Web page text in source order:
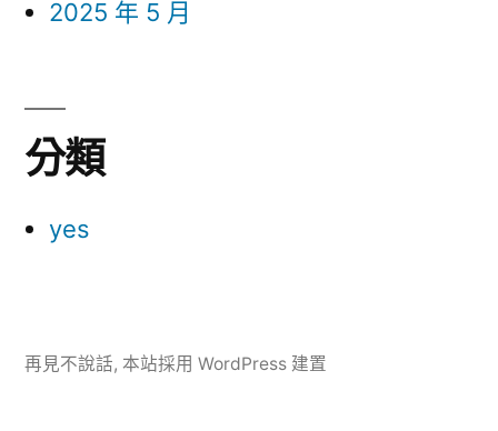
2025 年 5 月
分類
yes
再見不說話, 本站採用 WordPress 建置